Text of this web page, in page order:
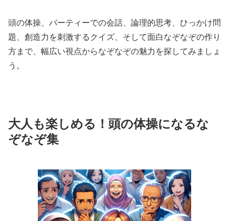
頭の体操、パーティーでの会話、論理的思考、ひっかけ問
題、創造力を刺激するクイズ、そして面白なぞなぞの作り
方まで、幅広い視点からなぞなぞの魅力を探してみましょ
う。
大人も楽しめる！頭の体操になるな
ぞなぞ集